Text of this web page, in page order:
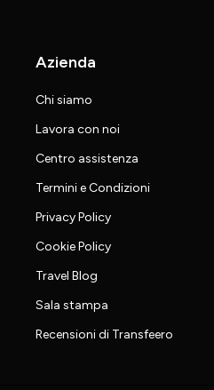
Azienda
Chi siamo
Lavora con noi
Centro assistenza
Termini e Condizioni
Privacy Policy
Cookie Policy
Travel Blog
Sala stampa
Recensioni di Transfeero